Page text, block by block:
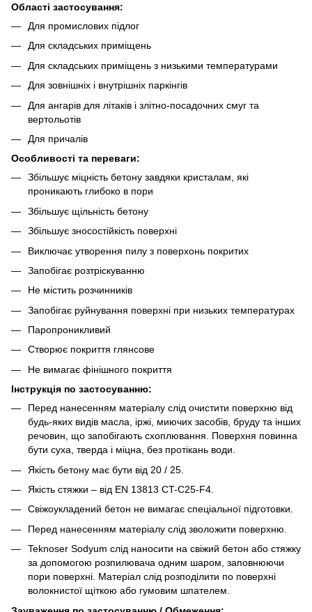
Області застосування:
Для промислових підлог
Для складських приміщень
Для складських приміщень з низькими температурами
Для зовнішніх і внутрішніх паркінгів
Для ангарів для літаків і злітно-посадочних смуг та
вертольотів
Для причалів
Особливості та переваги:
Збільшує міцність бетону завдяки кристалам, які
проникають глибоко в пори
Збільшує щільність бетону
Збільшує зносостійкість поверхні
Виключає утворення пилу з поверхонь покритих
Запобігає розтріскуванню
Не містить розчинників
Запобігає руйнування поверхні при низьких температурах
Паропроникливий
Створює покриття глянсове
Не вимагає фінішного покриття
Інструкція по застосуванню:
Перед нанесенням матеріалу слід очистити поверхню від
будь-яких видів масла, іржі, миючих засобів, бруду та інших
речовин, що запобігають схоплювання. Поверхня повинна
бути суха, тверда і міцна, без протікань води.
Якість бетону має бути від 20 / 25.
Якість стяжки – від EN 13813 CT-C25-F4.
Свіжоукладений бетон не вимагає спеціальної підготовки.
Перед нанесенням матеріалу слід зволожити поверхню.
Teknoser Sodyum слід наносити на свіжий бетон або стяжку
за допомогою розпилювача одним шаром, заповнюючи
пори поверхні. Матеріал слід розподілити по поверхні
волокнистої щіткою або гумовим шпателем.